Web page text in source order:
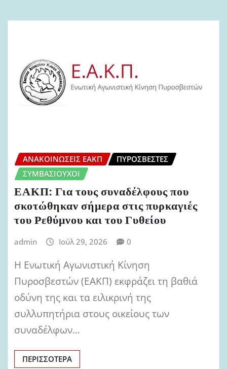
ΑΝΑΚΟΙΝΏΣΕΙΣ ΕΑΚΠ
ΠΥΡΟΣΒΈΣΤΕΣ
ΣΥΜΒΑΣΙΟΎΧΟΙ
ΕΑΚΠ: Για τους συναδέλφους που
σκοτώθηκαν σήμερα στις πυρκαγιές
του Ρεθύμνου και του Γυθείου
admin Ιούλ 29, 2026 0
Η Ενωτική Αγωνιστική Κίνηση
Πυροσβεστών (ΕΑΚΠ) εκφράζει τη βαθιά
οδύνη της και τα ειλικρινή της
συλλυπητήρια στους οικείους των
συναδέλφων…
ΠΕΡΙΣΣΌΤΕΡΑ